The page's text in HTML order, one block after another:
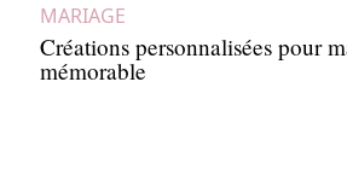
MARIAGE
Créations personnalisées pour
mémorable